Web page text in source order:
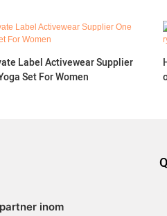
Label Activewear Supplier
Set For Women
inom